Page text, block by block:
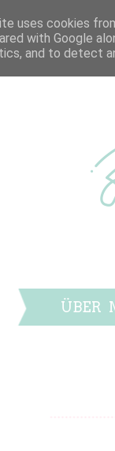
ÜBER
uses cookies
with Google
and to detect